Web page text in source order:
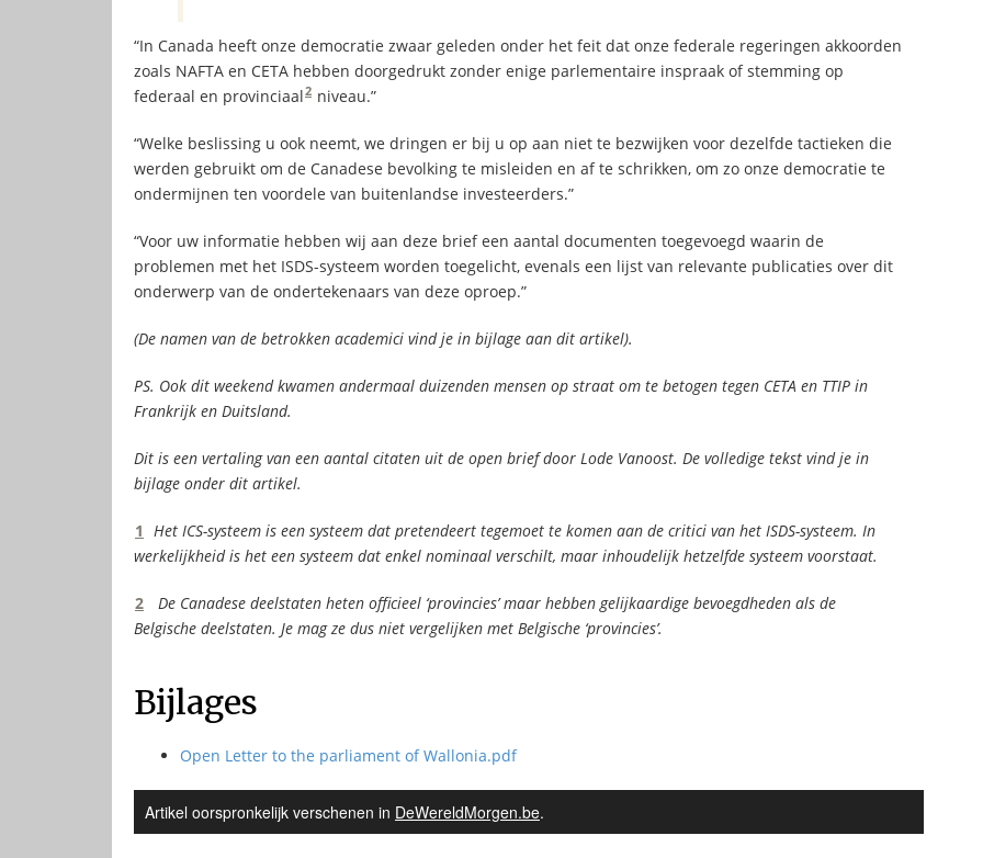
“In Canada heeft onze democratie zwaar geleden onder het feit dat onze federale regeringen akkoorden
zoals NAFTA en CETA hebben doorgedrukt zonder enige parlementaire inspraak of stemming op
federaal en provinciaal2 niveau.”
“Welke beslissing u ook neemt, we dringen er bij u op aan niet te bezwijken voor dezelfde tactieken die
werden gebruikt om de Canadese bevolking te misleiden en af te schrikken, om zo onze democratie te
ondermijnen ten voordele van buitenlandse investeerders.”
“Voor uw informatie hebben wij aan deze brief een aantal documenten toegevoegd waarin de
problemen met het ISDS-systeem worden toegelicht, evenals een lijst van relevante publicaties over dit
onderwerp van de ondertekenaars van deze oproep.”
(De namen van de betrokken academici vind je in bijlage aan dit artikel).
PS. Ook dit weekend kwamen andermaal duizenden mensen op straat om te betogen tegen CETA en TTIP in
Frankrijk en Duitsland.
Dit is een vertaling van een aantal citaten uit de open brief door Lode Vanoost. De volledige tekst vind je in
bijlage onder dit artikel.
1
Het ICS-systeem is een systeem dat pretendeert tegemoet te komen aan de critici van het ISDS-systeem. In
werkelijkheid is het een systeem dat enkel nominaal verschilt, maar inhoudelijk hetzelfde systeem voorstaat.
2
De Canadese deelstaten heten officieel ‘provincies’ maar hebben gelijkaardige bevoegdheden als de
Belgische deelstaten. Je mag ze dus niet vergelijken met Belgische ‘provincies’.
Bijlages
Open Letter to the parliament of Wallonia.pdf
Artikel oorspronkelijk verschenen in DeWereldMorgen.be.